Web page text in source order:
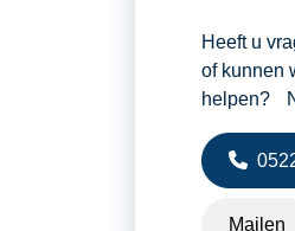
Heeft u
of kunnen
helpen?
Mailen